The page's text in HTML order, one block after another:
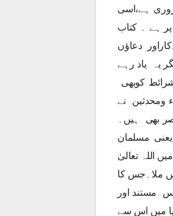
ہے،اسی
پر ہے ۔ کتاب
دعاؤں
یہ یاد رہے
کوبھی
ومحدثین نے
بھی ہیں۔
مسلمان
اللہ تعالیٰ
ملا۔جس کا
مستند اور
میں اس سے